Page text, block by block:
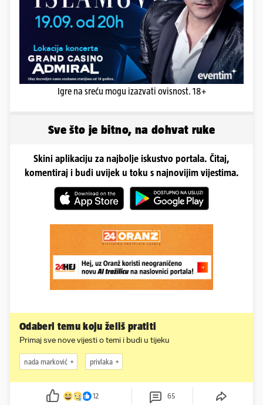
Igre na sreću mogu izazvati ovisnost. 18+
Sve što je bitno, na dohvat ruke
Skini aplikaciju za najbolje iskustvo portala. Čitaj,
komentiraj i budi uvijek u toku s najnovijim vijestima.
Odaberi temu koju želiš pratiti
Primaj sve nove vijesti o temi i budi u tijeku
nada marković privlaka
12 65